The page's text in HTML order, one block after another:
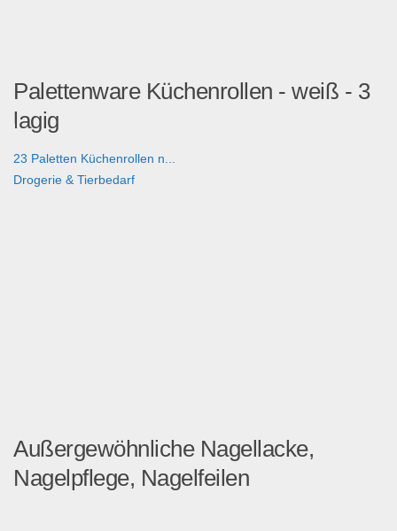
Palettenware Küchenrollen - weiß - 3
lagig
23 Paletten Küchenrollen n...
Drogerie & Tierbedarf
Außergewöhnliche Nagellacke,
Nagelpflege, Nagelfeilen